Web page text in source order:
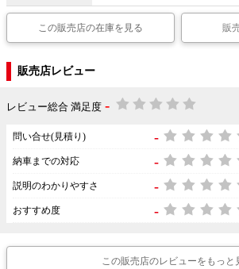
この販売店の在庫を見る 販
販売店レビュー
レビュー総合 満足度 -
問い合せ(見積り) -
納車までの対応 -
説明のわかりやすさ -
おすすめ度 -
この販売店のレビューをもっと